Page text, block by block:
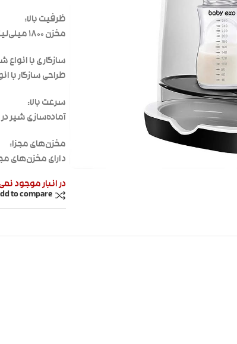
ظرفیت بالا:
مخزن ۱۸۰۰ میلی‌لیتری برای آماده کردن چندین وعده شیر بدون نیاز به پر کردن مجدد
سازگاری با
طراحی سازگار با
سرعت بالا:
آماده‌سازی شیر در
مخزن‌های مجزا:
دارای مخزن‌های
در انبار موجود
to compare